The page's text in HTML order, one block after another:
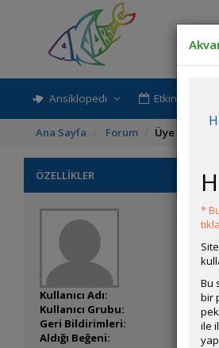
Ansiklopedi Etkinlik-
Ana Sayfa Forum Üye Profili
ÖZELLİKLER
Kullanıcı Adı:
Kullanıcı Grubu:
Geri Bildirimleri:
0
Aldığı Beğeni:
0
*
Bu
bir
ile